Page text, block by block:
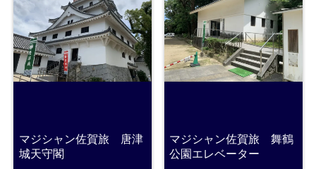
マジシャン佐賀旅 唐津
城天守閣
マジシャン佐賀旅 舞鶴
公園エレベーター